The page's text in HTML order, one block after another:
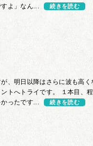
よ」なん...
続きを読む
、明日以降はさらに波も高く
トへトライです。 １本目、
ったです...
続きを読む